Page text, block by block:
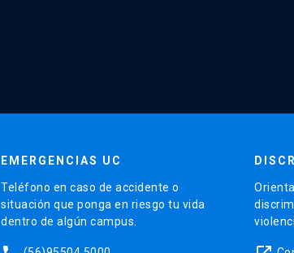
EMERGENCIAS UC
Teléfono en caso de accidente o
situación que ponga en riesgo tu vida
dentro de algún campus.